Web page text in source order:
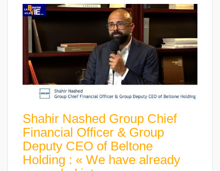
Shahir Nashed Group Chief
Financial Officer & Group
Deputy CEO of Beltone
Holding : « We have already